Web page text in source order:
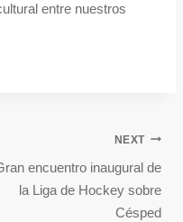
entre nuestros
NEXT
encuentro inaugural de
la Liga de Hockey sobre
Césped